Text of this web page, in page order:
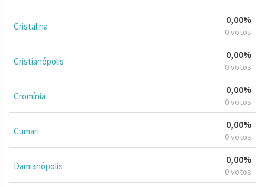
Cristalina
0,00%
0 votos
Cristianópolis
0,00%
0 votos
Cromínia
0,00%
0 votos
Cumari
0,00%
0 votos
Damianópolis
0,00%
0 votos